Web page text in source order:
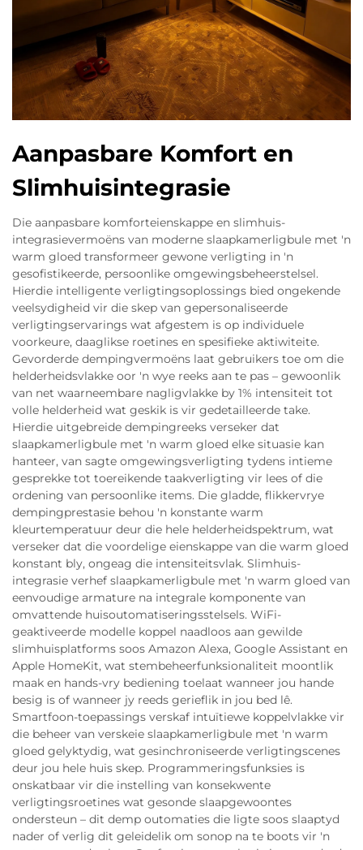
Aanpasbare Komfort en
Slimhuisintegrasie
Die aanpasbare komforteienskappe en slimhuis-
integrasievermoëns van moderne slaapkamerligbule met 'n
warm gloed transformeer gewone verligting in 'n
gesofistikeerde, persoonlike omgewingsbeheerstelsel.
Hierdie intelligente verligtingsoplossings bied ongekende
veelsydigheid vir die skep van gepersonaliseerde
verligtingservarings wat afgestem is op individuele
voorkeure, daaglikse roetines en spesifieke aktiwiteite.
Gevorderde dempingvermoëns laat gebruikers toe om die
helderheidsvlakke oor 'n wye reeks aan te pas – gewoonlik
van net waarneembare nagligvlakke by 1% intensiteit tot
volle helderheid wat geskik is vir gedetailleerde take.
Hierdie uitgebreide dempingreeks verseker dat
slaapkamerligbule met 'n warm gloed elke situasie kan
hanteer, van sagte omgewingsverligting tydens intieme
gesprekke tot toereikende taakverligting vir lees of die
ordening van persoonlike items. Die gladde, flikkervrye
dempingprestasie behou 'n konstante warm
kleurtemperatuur deur die hele helderheidspektrum, wat
verseker dat die voordelige eienskappe van die warm gloed
konstant bly, ongeag die intensiteitsvlak. Slimhuis-
integrasie verhef slaapkamerligbule met 'n warm gloed van
eenvoudige armature na integrale komponente van
omvattende huisoutomatiseringsstelsels. WiFi-
geaktiveerde modelle koppel naadloos aan gewilde
slimhuisplatforms soos Amazon Alexa, Google Assistant en
Apple HomeKit, wat stembeheerfunksionaliteit moontlik
maak en hands-vry bediening toelaat wanneer jou hande
besig is of wanneer jy reeds gerieflik in jou bed lê.
Smartfoon-toepassings verskaf intuïtiewe koppelvlakke vir
die beheer van verskeie slaapkamerligbule met 'n warm
gloed gelyktydig, wat gesinchroniseerde verligtingscenes
deur jou hele huis skep. Programmeringsfunksies is
onskatbaar vir die instelling van konsekwente
verligtingsroetines wat gesonde slaapgewoontes
ondersteun – dit demp outomaties die ligte soos slaaptyd
nader of verlig dit geleidelik om sonop na te boots vir 'n